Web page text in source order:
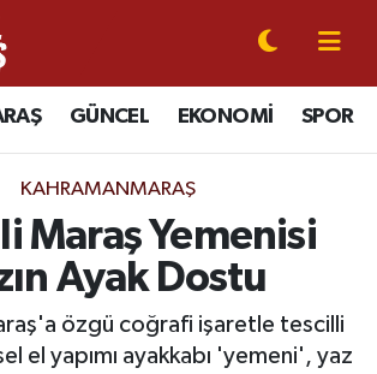
GÜNCEL EKONOMİ SPOR
KAHRAMANMARAŞ
Maraş Yemenisi
Ayak Dostu
özgü coğrafi işaretle tescilli
el yapımı ayakkabı 'yemeni', yaz
Nöbetçi Eczaneler
Hava Durumu
Namaz Vakitleri
Trafik Yoğunluk Haritası
Durumu ve Fikstür